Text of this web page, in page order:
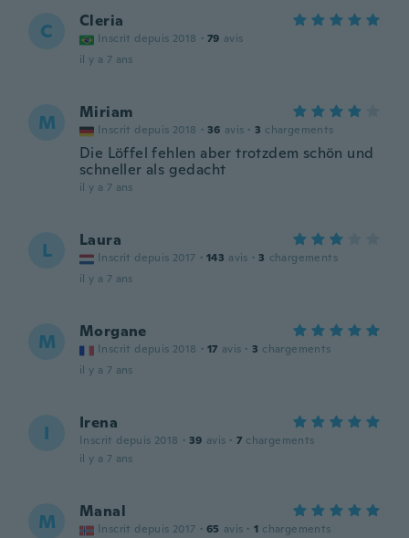
C Cleria
Inscrit depuis 2018 · 79 avis
il y a 7 ans
M Miriam
Inscrit depuis 2018 · 36 avis · 3 chargements
Die Löffel fehlen aber trotzdem schön und
schneller als gedacht
il y a 7 ans
L Laura
Inscrit depuis 2017 · 143 avis · 3 chargements
il y a 7 ans
M Morgane
Inscrit depuis 2018 · 17 avis · 3 chargements
il y a 7 ans
I Irena
Inscrit depuis 2018 · 39 avis · 7 chargements
il y a 7 ans
M Manal
Inscrit depuis 2017 · 65 avis · 1 chargements